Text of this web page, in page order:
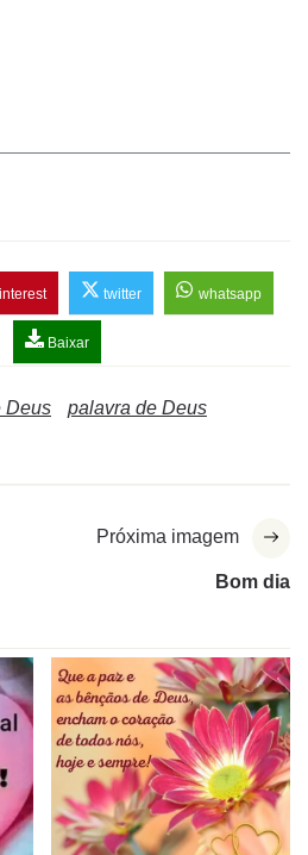
twitter whatsapp
Baixar
Deus
palavra de Deus
Próxima imagem
Bom dia